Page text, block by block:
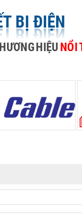
BỊ ĐIỆN
HIỆU NỔI